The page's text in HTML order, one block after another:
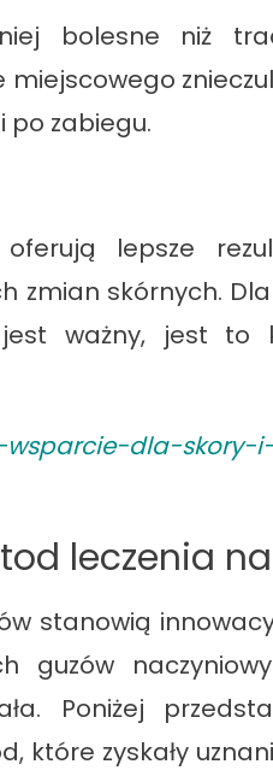
bolesne niż
zabiegu.
lepsze
zmian skórnych.
ważny, jest to
dla-skory-
leczenia
stanowią
guzów
Poniżej
które zyskały